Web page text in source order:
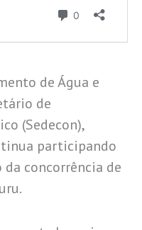
de Água e
de
(Sedecon),
participando
concorrência de